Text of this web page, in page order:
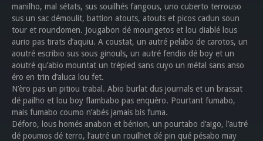
manilho, mal sétats, sus souilhés fangous, uno cuberto terrouso
sus un sac démoulit, battion atouts, atouts et picos cadun soun
tour et roundomen. Jougabon dé moungetos et lou diablé lous
aurio pas tirats d’aquiu. A coustat, un autré pelabo de carotos, un
aoutré escribio sus sous ginouls, un autré fendio dé boy et un
aoutré qu’abio mountat un trépied sans cuyo un métal sans anso
éro en trin d’aluca lou fet.
N’èro pas un pitiou trabal. Abio burlat dus journals et un brassat
dé pailho et lou boy flambabo pas enquèro. Pourtant fumabo,
mais fumabo coumo n’abés jamais bis fuma.
Déforo, lous homés anabon et bénion, un pourtabo d’aigo, l’autré
dé poumos dé terro, l’autré un rouilhet dé pin qué pésabo may